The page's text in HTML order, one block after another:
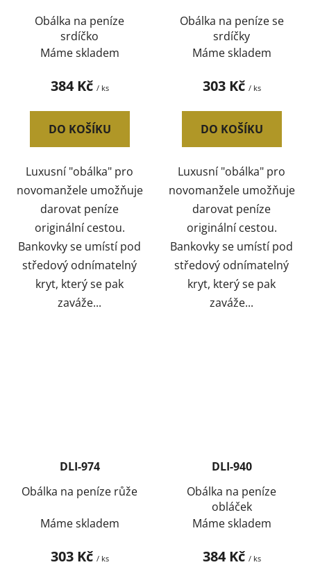
Obálka na peníze
srdíčko
Máme skladem
384 Kč / ks
DO KOŠÍKU
Luxusní "obálka" pro
novomanžele umožňuje
darovat peníze
originální cestou.
Bankovky se umístí pod
středový odnímatelný
kryt, který se pak
zaváže...
Obálka na peníze se
srdíčky
Máme skladem
303 Kč / ks
DO KOŠÍKU
Luxusní "obálka" pro
novomanžele umožňuje
darovat peníze
originální cestou.
Bankovky se umístí pod
středový odnímatelný
kryt, který se pak
zaváže...
DLI-974
Obálka na peníze růže
Máme skladem
303 Kč / ks
DLI-940
Obálka na peníze
obláček
Máme skladem
384 Kč / ks